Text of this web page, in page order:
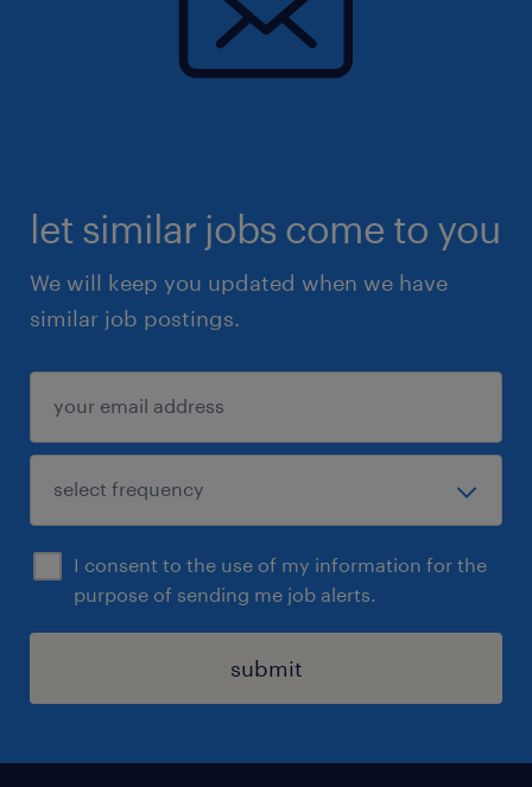
let similar jobs come to you
We will keep you updated when we have
similar job postings.
I consent to the use of my information for the
purpose of sending me job alerts.
submit